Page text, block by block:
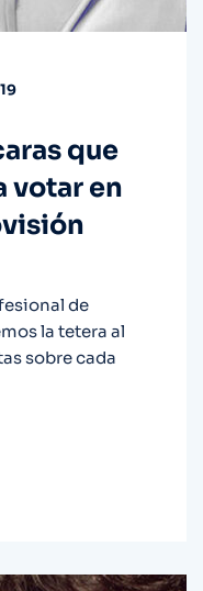
que
votar en
de
la tetera al
sobre cada